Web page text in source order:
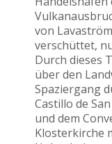
von
verschüttet,
Durch dieses
über den
Spaziergang
Castillo de
und dem
Klosterkirche